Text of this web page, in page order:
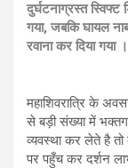
दुर्घटनाग्रस्त
गया, जबकि घायल
रवाना कर दिया
महाशिवरात्रि के
से बड़ी संख्या में
व्यवस्था कर लेते है तो
पर पहुँच कर दर्शन